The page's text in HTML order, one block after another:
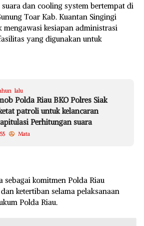
dan cooling system bertempat di
Toar Kab. Kuantan Singingi
mengawasi kesiapan administrasi
yang digunakan untuk
lalu
Polda Riau BKO Polres Siak
patroli untuk kelancaran
Perhitungan suara
Mata
sebagai komitmen Polda Riau
ketertiban selama pelaksanaan
Polda Riau.